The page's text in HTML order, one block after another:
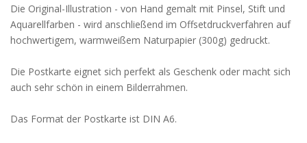
Die Original-Illustration - von Hand gemalt mit Pinsel, Stift und
Aquarellfarben - wird anschließend im Offsetdruckverfahren auf
hochwertigem, warmweißem Naturpapier (300g) gedruckt.
Die Postkarte eignet sich perfekt als Geschenk oder macht sich
auch sehr schön in einem Bilderrahmen.
Das Format der Postkarte ist DIN A6.